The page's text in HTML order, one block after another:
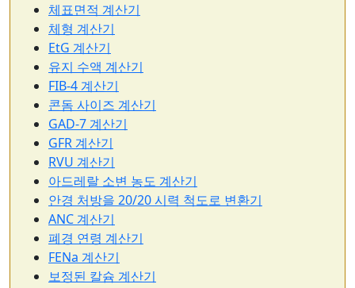
체표면적 계산기
체형 계산기
EtG 계산기
유지 수액 계산기
FIB-4 계산기
콘돔 사이즈 계산기
GAD-7 계산기
GFR 계산기
RVU 계산기
아드레랄 소변 농도 계산기
안경 처방을 20/20 시력 척도로 변환기
ANC 계산기
폐경 연령 계산기
FENa 계산기
보정된 칼슘 계산기